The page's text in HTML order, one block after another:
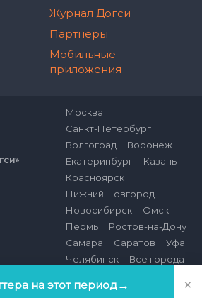
Журнал Догси
Партнеры
Мобильные
приложения
Москва
Санкт-Петербург
Волгоград
Воронеж
Екатеринбург
Казань
Красноярск
Нижний Новгород
Новосибирск
Омск
Пермь
Ростов-на-Дону
Самара
Саратов
Уфа
Челябинск
Все города
на этот период→ ×